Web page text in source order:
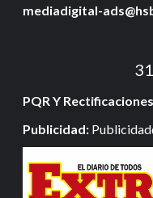
mediadigital-
PQR Y
Publicidad: